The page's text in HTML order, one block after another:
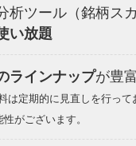
析ツール（銘柄ス
い放題
ラインナップが豊
は定期的に見直しを行って
がございます。